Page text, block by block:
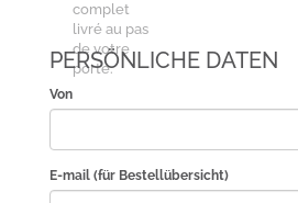
complet
livré au pas
de votre
porte.
PERSÖNLICHE DATEN
Von
E-mail (für Bestellübersicht)